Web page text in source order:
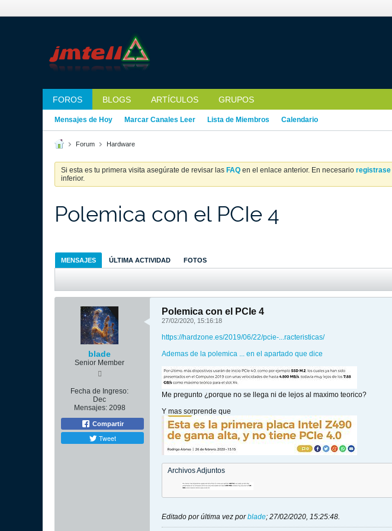
FOROS BLOGS ARTÍCULOS GRUPOS
Mensajes de Hoy Marcar Canales Leer Lista de Miembros Calendario
Forum Hardware
Si esta es tu primera visita asegúrate de revisar las FAQ en el enlace anterior. En necesario registrase
inferior.
Polemica con el PCIe 4
MENSAJES ÚLTIMA ACTIVIDAD FOTOS
blade
Senior Member
Fecha de Ingreso:
Dec
Mensajes: 2098
Compartir
Tweet
Polemica con el PCIe 4
27/02/2020, 15:16:18
https://hardzone.es/2019/06/22/pcie-...racteristicas/
Ademas de la polemica ... en el apartado que dice
Me pregunto ¿porque no se llega ni de lejos al maximo teorico?
Y mas sorprende que
Archivos Adjuntos
Editado por última vez porblade; 27/02/2020, 15:25:48.